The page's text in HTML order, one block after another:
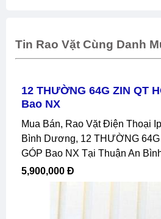
Tin Rao Vặt Cùng Danh
12 THƯỜNG 64G ZIN QT
Bao NX
Mua Bán, Rao Vặt Điện Thoại Iphone Cũ Thuận An
Bình Dương, 12 THƯỜNG
GÓP Bao NX Tại Thuận An
5,900,000 Đ